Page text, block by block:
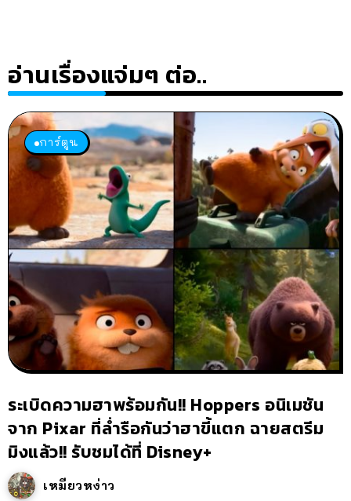
อ่านเรื่องแจ่มๆ ต่อ..
การ์ตูน
ระเบิดความฮาพร้อมกัน!! Hoppers อนิเมชัน
จาก Pixar ที่ล่ำรือกันว่าฮาขี้แตก ฉายสตรีม
มิงแล้ว!! รับชมได้ที่ Disney+
เหมียวหง่าว